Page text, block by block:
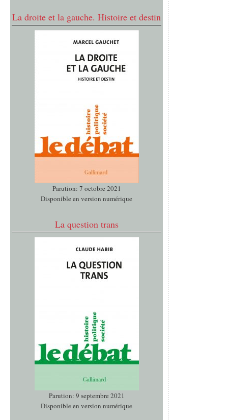
La droite et la gauche. Histoire et destin
Parution: 7 octobre 2021
Disponible en version numérique
La question trans
Parution: 9 septembre 2021
Disponible en version numérique